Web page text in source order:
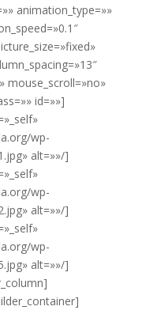
animation_type=»»
mouse_scroll=»no»
id=»»]
wp-
alt=»»/]
wp-
alt=»»/]
wp-
alt=»»/]